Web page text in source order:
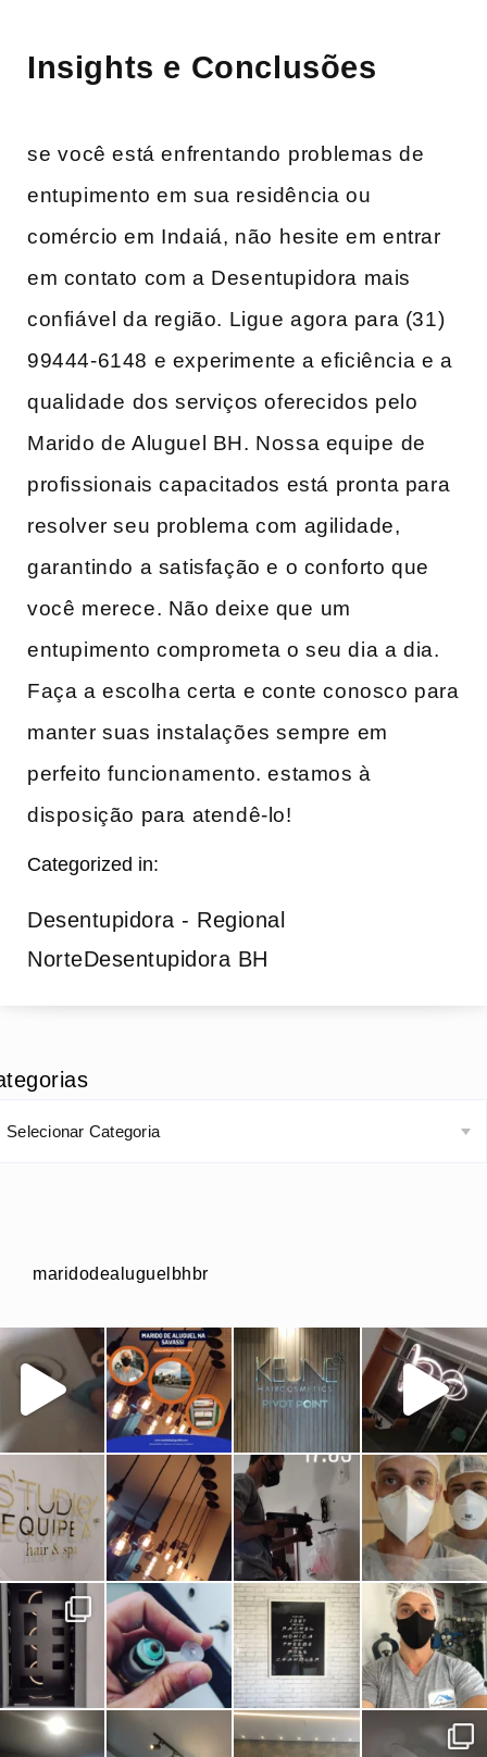
Insights e Conclusões
se⁤ você está enfrentando⁤ problemas de⁢
entupimento em sua residência ou​
comércio em Indaiá,‍ não⁤ hesite em entrar
em contato‌ com a Desentupidora mais
confiável da região. Ligue agora para (31)‌
99444-6148 e experimente a eficiência e a
qualidade⁢ dos serviços oferecidos ‍pelo
Marido‌ de Aluguel BH. Nossa equipe⁤ de
profissionais capacitados está pronta para
resolver seu problema com agilidade,
garantindo a satisfação e o conforto que
você merece. Não deixe que ⁢um
entupimento‌ comprometa o seu dia a dia.
Faça a escolha ​certa e conte conosco para
‌manter suas‌ instalações sempre em
perfeito funcionamento. estamos à
disposição para atendê-lo!
Categorized in:
Desentupidora - Regional
NorteDesentupidora BH
maridodealuguelbhbr